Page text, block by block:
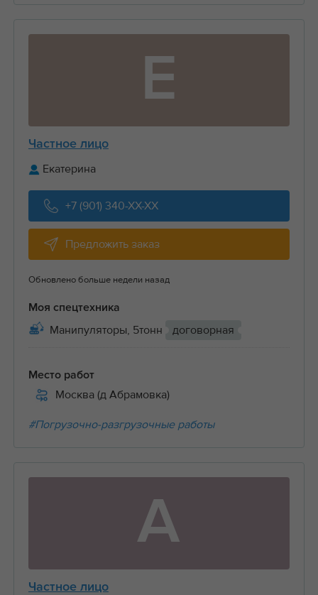
Е
Частное лицо
Екатерина
+7 (901) 340-XX-XX
Предложить заказ
Обновлено больше недели назад
Моя спецтехника
Манипуляторы, 5тонн договорная
Место работ
Москва (д Абрамовка)
#Погрузочно-разгрузочные работы
А
Частное лицо